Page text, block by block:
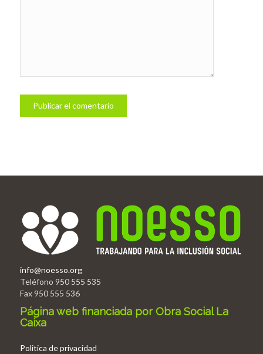
info@noesso.org
Teléfono 950 555 535
Fax 950 555 536
Página web financiada por Obra Social La
Caixa
Politica de privacidad